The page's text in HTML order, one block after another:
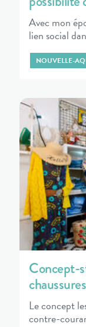
Avec mon
lien social
NOUVELLE-
Concept-
Le concept
contre-